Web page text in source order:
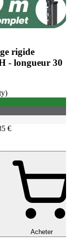
rigide
- longueur 30
€
Acheter